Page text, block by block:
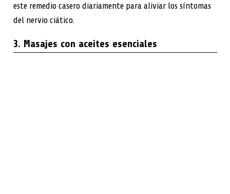
este remedio casero diariamente para aliviar los síntomas
del nervio ciático.
3. Masajes con aceites esenciales